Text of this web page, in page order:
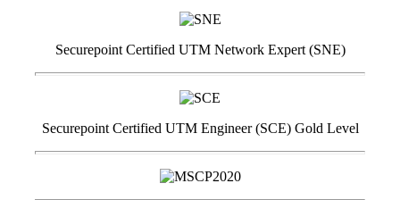
Securepoint Certified UTM Network Expert (SNE)
Securepoint Certified UTM Engineer (SCE) Gold Level